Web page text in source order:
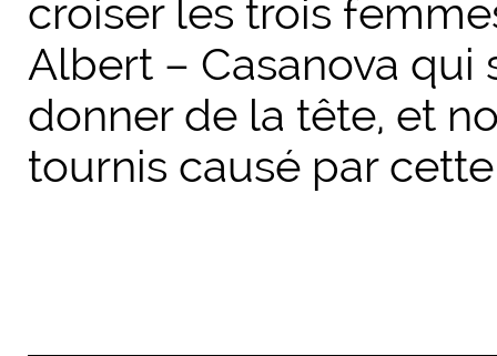
croiser les trois
Albert – Casanova qui
donner de la tête, et
tournis causé par